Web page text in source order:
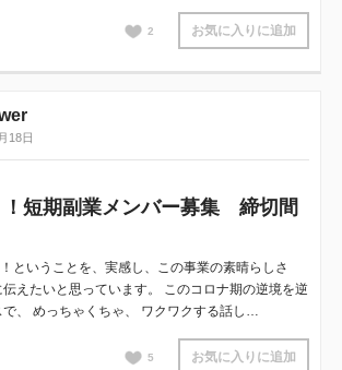
2 お気に入りに追加
18日
！短期副業メンバー募集 締切間
ということを、実感し、この事業の素晴らしさ
えたいと思っています。 このコロナ期の逆境を逆
、 めっちゃくちゃ、 ワクワクする話し…
5 お気に入りに追加